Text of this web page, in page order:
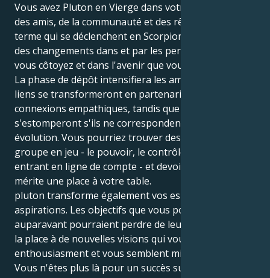
Vous avez Pluton en Vierge dans votre 11e maison
des amis, de la communauté et des rêves à long
terme qui se déclenchent en Scorpion ! C'est la saison
des changements dans et par les personnes que
vous côtoyez et dans l'avenir que vous envisagez.
La phase de dépôt intensifiera les amitiés. Certains
liens se transformeront en partenariats solides et en
connexions empathiques, tandis que d'autres
s'estomperont s'ils ne correspondent plus à votre
évolution. Vous pourriez trouver des dynamiques de
groupe en jeu - le pouvoir, le contrôle ou la loyauté
entrant en ligne de compte - et devoir déterminer qui
mérite une place à votre table.
pluton transforme également vos espoirs et vos
aspirations. Les objectifs que vous poursuiviez
auparavant pourraient perdre de leur éclat, laissant
la place à de nouvelles visions qui vous
enthousiasment et vous semblent mieux adaptées.
Vous n'êtes plus là pour un succès superficiel ; vous